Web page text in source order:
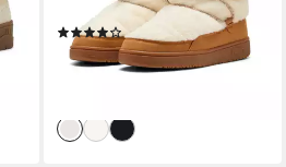
wasserdicht,wärmend
(52)
74,99 € UVP84,95 €